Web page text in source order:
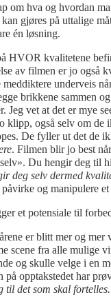
om hva og hvordan
gjøres på uttalige
én løsning.
HVOR kvalitetene
av filmen er jo også
underveis
brikkene sammen
Jeg vet at det er mye
klipp, også selv om de
De fyller ut det de
. Filmen blir jo best
Du hengir deg til
deg selv dermed
og manipulere
et potensiale til
er blitt mer og mer
scene fra alle mulige
og skulle velge i en
på opptakstedet har
til det som skal fortelles.